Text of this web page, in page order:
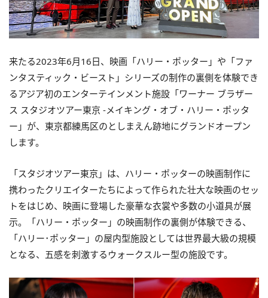
来たる2023年6月16日、映画「ハリー・ポッター」や「ファ
ンタスティック・ビースト」シリーズの制作の裏側を体験でき
るアジア初のエンターテインメント施設「ワーナー ブラザー
ス スタジオツアー東京 ‐メイキング・オブ・ハリー・ポッタ
ー」が、東京都練馬区のとしまえん跡地にグランドオープン
します。
「スタジオツアー東京」は、ハリー・ポッターの映画制作に
携わったクリエイターたちによって作られた壮大な映画のセッ
トをはじめ、映画に登場した豪華な衣裳や多数の小道具が展
示。「ハリー・ポッター」の映画制作の裏側が体験できる、
「ハリー･ポッター」の屋内型施設としては世界最大級の規模
となる、五感を刺激するウォークスルー型の施設です。